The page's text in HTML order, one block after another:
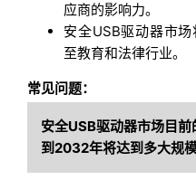
应商的影响力。
安全USB驱动器市
至教育和法律行业。
常见问题：
安全USB驱动器市场目
到2032年将达到多大规模